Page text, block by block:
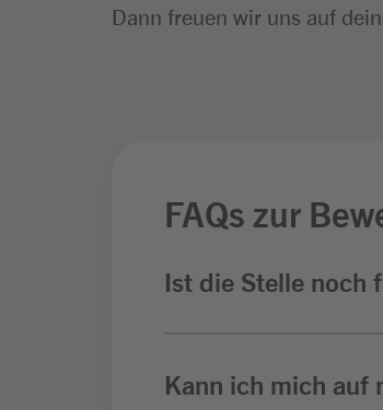
Dann freuen wir uns auf
FAQs zur
Ist die Stelle noch
Kann ich mich auf